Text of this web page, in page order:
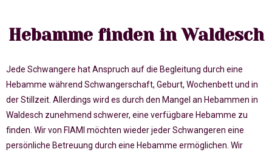
Hebamme finden in Waldesch
Jede Schwangere hat Anspruch auf die Begleitung durch eine
Hebamme während Schwangerschaft, Geburt, Wochenbett und in
der Stillzeit. Allerdings wird es durch den Mangel an Hebammen in
Waldesch zunehmend schwerer, eine verfügbare Hebamme zu
finden. Wir von FIAMI möchten wieder jeder Schwangeren eine
persönliche Betreuung durch eine Hebamme ermöglichen. Wir